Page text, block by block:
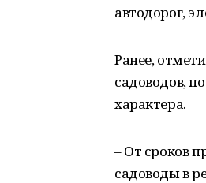
автодорог,
Ранее,
садоводов,
характера.
– От сроков
садоводы в